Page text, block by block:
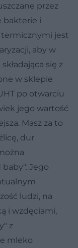
przez
bakterie i
termicznymi jest
aby w
się z
w sklepie
po otwarciu
jego wartość
Masz za to
dur
Jego
ludzi, na
i wzdęciami,
z
mleko